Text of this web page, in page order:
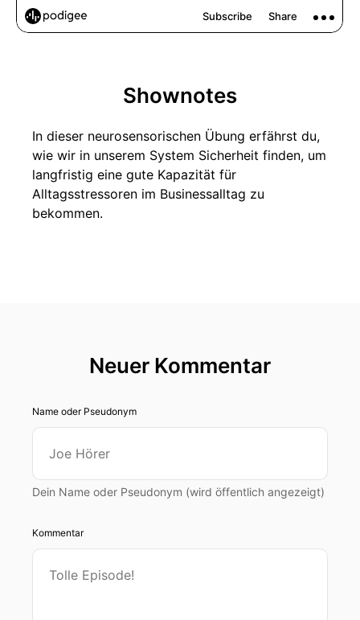
Shownotes
In dieser neurosensorischen Übung erfährst du,
wie wir in unserem System Sicherheit finden, um
langfristig eine gute Kapazität für
Alltagsstressoren im Businessalltag zu
bekommen.
Neuer Kommentar
Name oder Pseudonym
Dein Name oder Pseudonym (wird öffentlich angezeigt)
Kommentar